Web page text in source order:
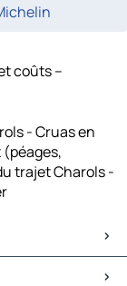
coûts –
- Cruas en
trajet Charols -